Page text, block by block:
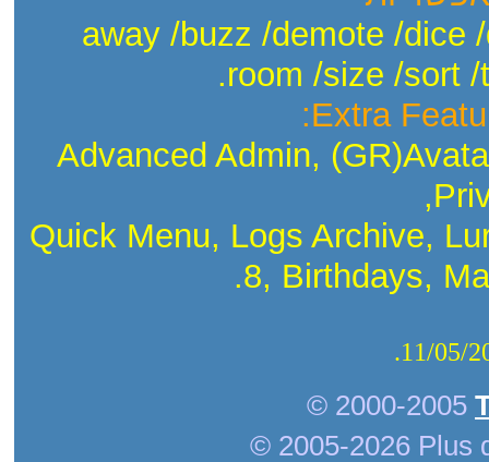
Extra
Advanced Admin,
Quick Menu, Logs Archive,
8, Birthdays,
© 2000-2005
© 2005-2026 Plus